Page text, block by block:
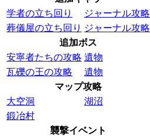
学者の立ち回り
ジャーナル攻略
葬儀屋の立ち回り ジャーナル攻略
追加ボス
安寧者たちの攻略 遺物
瓦礫の王の攻略
遺物
マップ攻略
大空洞
湖沼
鍛冶村
襲撃イベント